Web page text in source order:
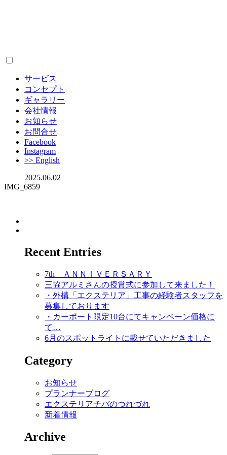
サービス
コンセプト
ギャラリー
会社情報
お知らせ
お問合せ
Facebook
Instagram
>> English
2025.06.02
IMG_6859
Recent Entries
7th ＡＮＮＩＶＥＲＳＡＲＹ
三協アルミさんの授賞式に参加して来ました！
・外構「エクステリア」工事の経験者スタッフを
募集しております
・カーポート限定10台にてキャンペーン価格に
て…
6月のスポットライトに載せていただきました
Category
お知らせ
プランナーブログ
エクステリアチバのつれづれ
新着情報
Archive